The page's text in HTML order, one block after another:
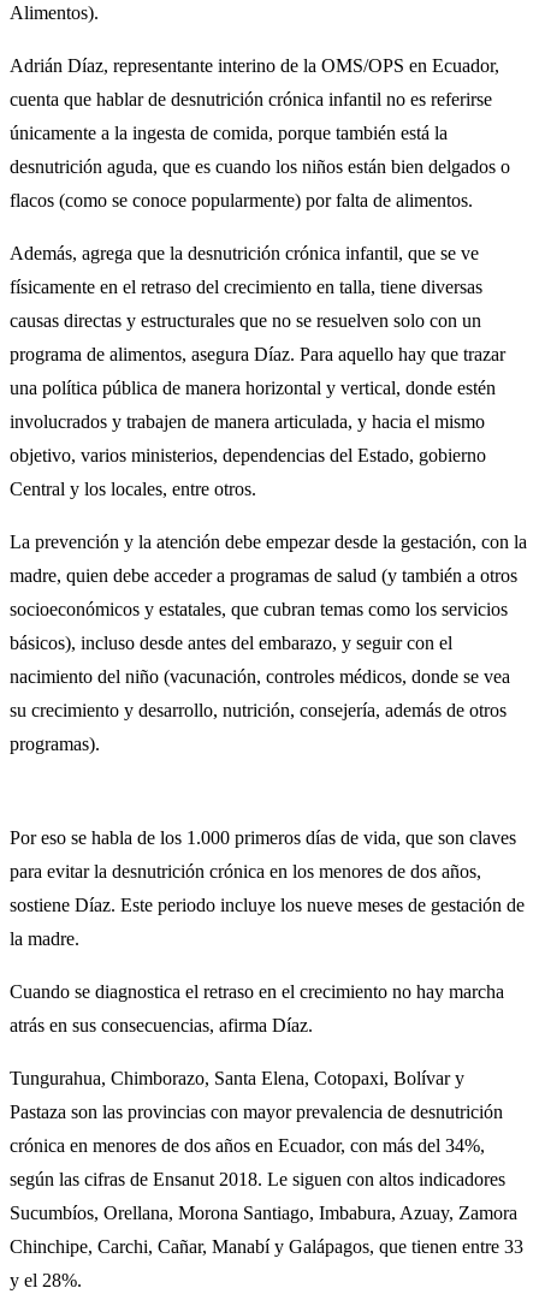
Alimentos).
Adrián Díaz, representante interino de la OMS/OPS en Ecuador,
cuenta que hablar de desnutrición crónica infantil no es referirse
únicamente a la ingesta de comida, porque también está la
desnutrición aguda, que es cuando los niños están bien delgados o
flacos (como se conoce popularmente) por falta de alimentos.
Además, agrega que la desnutrición crónica infantil, que se ve
físicamente en el retraso del crecimiento en talla, tiene diversas
causas directas y estructurales que no se resuelven solo con un
programa de alimentos, asegura Díaz. Para aquello hay que trazar
una política pública de manera horizontal y vertical, donde estén
involucrados y trabajen de manera articulada, y hacia el mismo
objetivo, varios ministerios, dependencias del Estado, gobierno
Central y los locales, entre otros.
La prevención y la atención debe empezar desde la gestación, con la
madre, quien debe acceder a programas de salud (y también a otros
socioeconómicos y estatales, que cubran temas como los servicios
básicos), incluso desde antes del embarazo, y seguir con el
nacimiento del niño (vacunación, controles médicos, donde se vea
su crecimiento y desarrollo, nutrición, consejería, además de otros
programas).
Por eso se habla de los 1.000 primeros días de vida, que son claves
para evitar la desnutrición crónica en los menores de dos años,
sostiene Díaz. Este periodo incluye los nueve meses de gestación de
la madre.
Cuando se diagnostica el retraso en el crecimiento no hay marcha
atrás en sus consecuencias, afirma Díaz.
Tungurahua, Chimborazo, Santa Elena, Cotopaxi, Bolívar y
Pastaza son las provincias con mayor prevalencia de desnutrición
crónica en menores de dos años en Ecuador, con más del 34%,
según las cifras de Ensanut 2018. Le siguen con altos indicadores
Sucumbíos, Orellana, Morona Santiago, Imbabura, Azuay, Zamora
Chinchipe, Carchi, Cañar, Manabí y Galápagos, que tienen entre 33
y el 28%.